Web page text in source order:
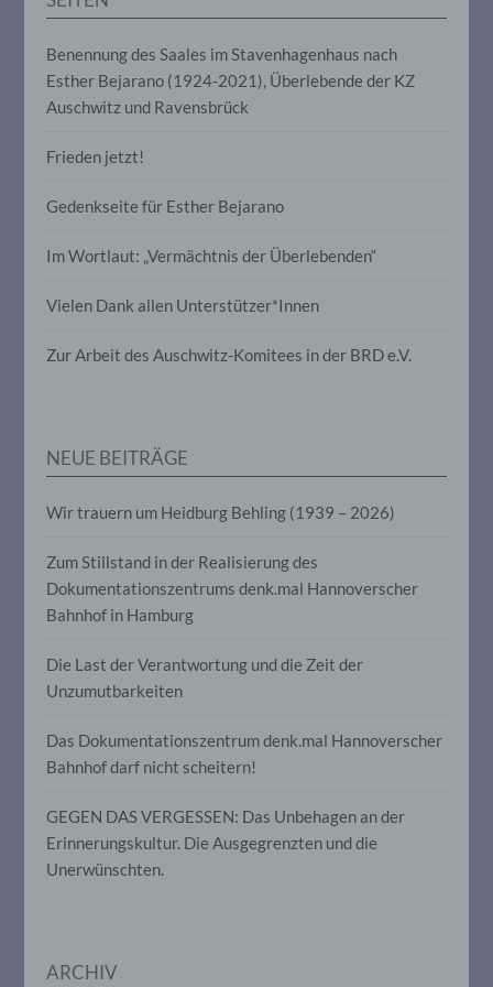
Benennung des Saales im Stavenhagenhaus nach
Esther Bejarano (1924-2021), Überlebende der KZ
Auschwitz und Ravensbrück
Frieden jetzt!
Gedenkseite für Esther Bejarano
Im Wortlaut: „Vermächtnis der Überlebenden“
Vielen Dank allen Unterstützer*Innen
Zur Arbeit des Auschwitz-Komitees in der BRD e.V.
NEUE BEITRÄGE
Wir trauern um Heidburg Behling (1939 – 2026)
Zum Stillstand in der Realisierung des
Dokumentationszentrums denk.mal Hannoverscher
Bahnhof in Hamburg
Die Last der Verantwortung und die Zeit der
Unzumutbarkeiten
Das Dokumentationszentrum denk.mal Hannoverscher
Bahnhof darf nicht scheitern!
GEGEN DAS VERGESSEN: Das Unbehagen an der
Erinnerungskultur. Die Ausgegrenzten und die
Unerwünschten.
ARCHIV
die Offenlegung durch Übermittlung,
Bereitstellung, den Abgleich oder die
Verknüpfung, die Einschränkung, das
Löschen oder die Vernichtung.
d) Einschränkung der Verarbeitung
Einschränkung der Verarbeitung ist die
personenbezogener Daten mit dem Ziel,
e) Profiling
personenbezogenen Daten verwendet
werden, um bestimmte persönliche
Person beziehen, zu bewerten,
Arbeitsleistung, wirtschaftlicher Lage,
Gesundheit, persönlicher Vorlieben,
Interessen, Zuverlässigkeit, Verhalten,
Aufenthaltsort oder Ortswechsel dieser
vorherzusagen.
Pseudonymisierung ist die Verarbeitung
auf welche die personenbezogenen Daten
ohne Hinzuziehung zusätzlicher
Informationen nicht mehr einer
spezifischen betroffenen Person
unterliegen, die gewährleisten, dass die